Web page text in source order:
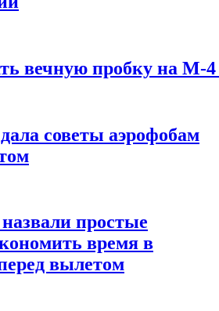
вечную пробку на М-
советы аэрофобам
простые
время в
вылетом